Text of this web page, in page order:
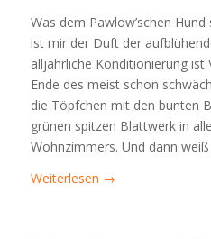
Was dem Pawlow’schen
ist mir der Duft der
alljährliche Konditionierung ist
Ende des meist schon
die Töpfchen mit den bunten
grünen spitzen Blattwerk in
Wohnzimmers. Und dann
Weiterlesen →